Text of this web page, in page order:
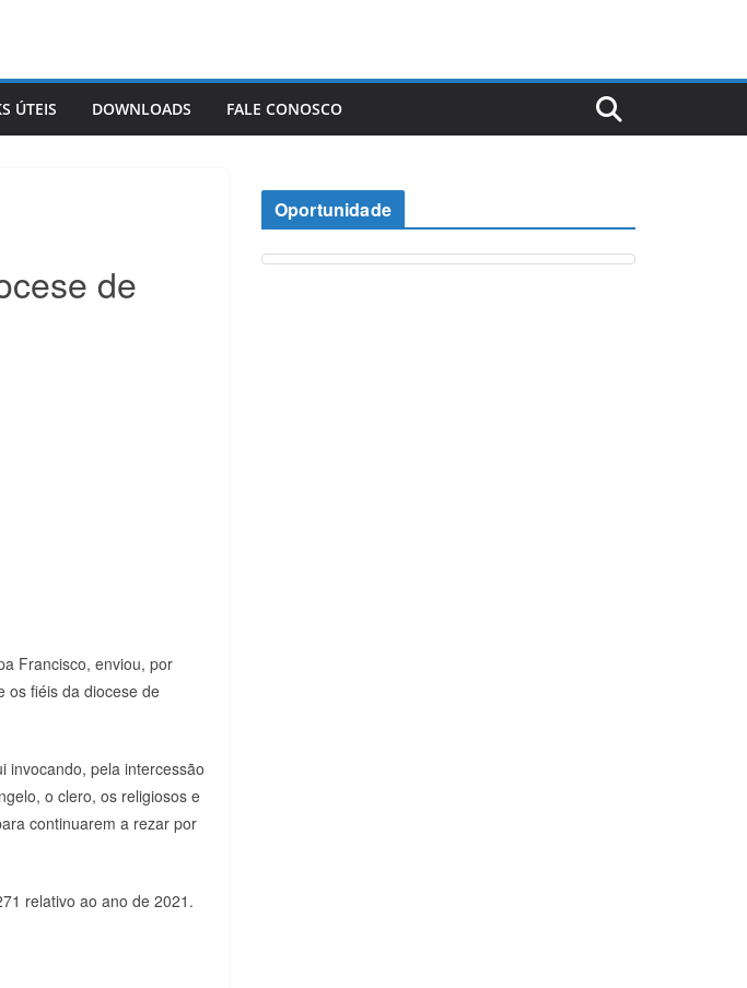
ÚTEIS DOWNLOADS FALE CONOSCO
de
Francisco, enviou, por
os fiéis da diocese de
invocando, pela intercessão
o clero, os religiosos e
continuarem a rezar por
relativo ao ano de 2021.
Oportunidade